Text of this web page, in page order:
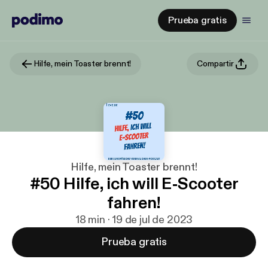
Prueba gratis
Hilfe, mein Toaster brennt! Compartir
Hilfe, mein Toaster brennt!
#50 Hilfe, ich will E-Scooter
fahren!
18 min · 19 de jul de 2023
Prueba gratis